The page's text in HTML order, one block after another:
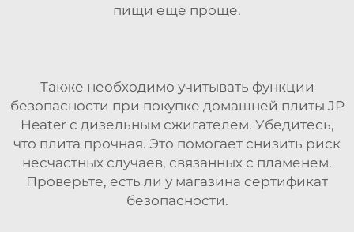
пищи ещё проще.
Также необходимо учитывать функции
безопасности при покупке домашней плиты JP
Heater с дизельным сжигателем. Убедитесь,
что плита прочная. Это помогает снизить риск
несчастных случаев, связанных с пламенем.
Проверьте, есть ли у магазина сертификат
безопасности.